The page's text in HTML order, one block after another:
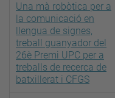
Una mà robòtica per a
la comunicació en
llengua de signes,
treball guanyador del
26è Premi UPC per a
treballs de recerca de
batxillerat i CFGS